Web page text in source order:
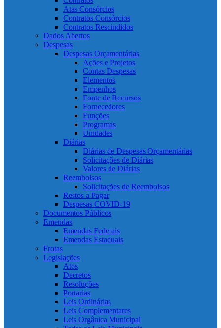
Atas Consórcios
Contratos Consórcios
Contratos Rescindidos
Dados Abertos
Despesas
Despesas Orçamentárias
Ações e Projetos
Contas Despesas
Elementos
Empenhos
Fonte de Recursos
Fornecedores
Funções
Programas
Unidades
Diárias
Diárias de Despesas Orçamentárias
Solicitações de Diárias
Valores de Diárias
Reembolsos
Solicitações de Reembolsos
Restos a Pagar
Despesas COVID-19
Documentos Públicos
Emendas
Emendas Federais
Emendas Estaduais
Frotas
Legislações
Atos
Decretos
Resoluções
Portarias
Leis Ordinárias
Leis Complementares
Leis Orgânica Municipal